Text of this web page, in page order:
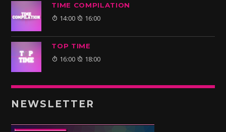
TIME COMPILATION
14:00 16:00
TOP TIME
16:00 18:00
NEWSLETTER